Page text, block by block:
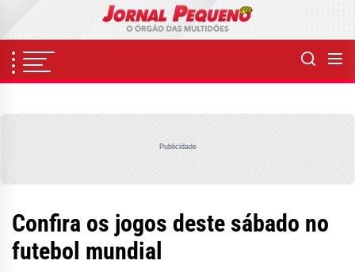
content
Publicidade
Confira os jogos deste sábado no
futebol mundial